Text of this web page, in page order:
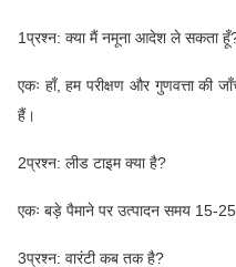
1प्रश्न: क्या मैं नमूना आदेश ले सकता
एकः हाँ, हम परीक्षण और गुणवत्ता
हैं।
2प्रश्न: लीड टाइम क्या है?
एकः बड़े पैमाने पर उत्पादन समय 15-
3प्रश्न: वारंटी कब तक है?